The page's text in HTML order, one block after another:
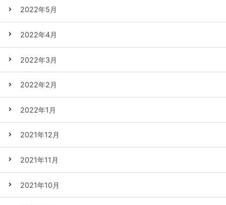
2022年5月
2022年4月
2022年3月
2022年2月
2022年1月
2021年12月
2021年11月
2021年10月